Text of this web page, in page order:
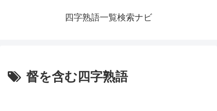
四字熟語一覧検索ナビ
督を含む四字熟語